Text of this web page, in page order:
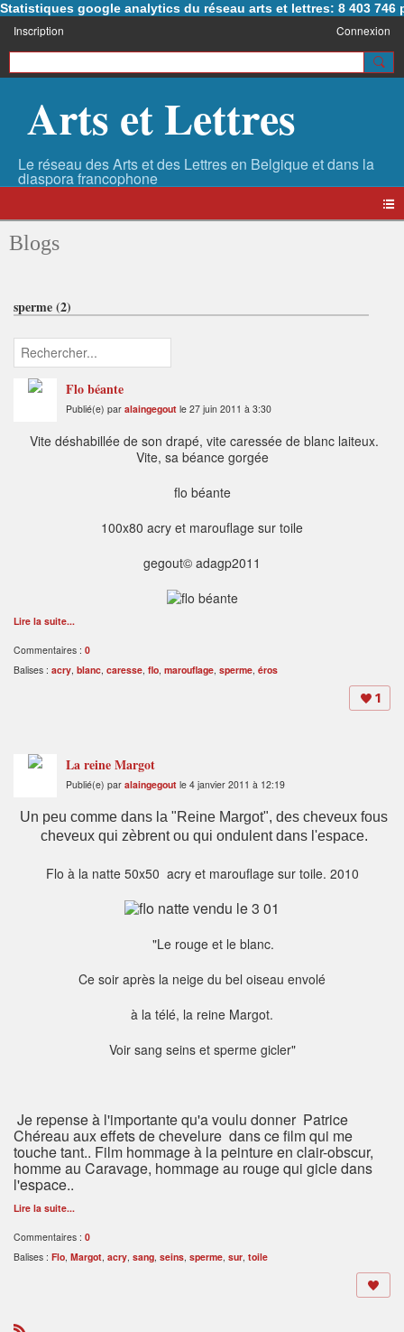
Statistiques google analytics du réseau arts et lettres: 8 403 746
Inscription Connexion
Arts et Lettres
Blogs
sperme (2)
Flo béante
Publié(e) par alaingegout le 27 juin 2011 à 3:30
Vite déshabillée de son drapé, vite caressée de blanc laiteux.
Vite, sa béance gorgée
flo béante
100x80 acry et marouflage sur toile
gegout© adagp2011
Lire la suite...
Commentaires : 0
Balises : acry, blanc, caresse, flo, marouflage, sperme, éros
1
La reine Margot
Publié(e) par alaingegout le 4 janvier 2011 à 12:19
Un peu comme dans la "Reine Margot", des cheveux fous
cheveux qui zèbrent ou qui ondulent dans l'espace.
Flo à la natte 50x50 acry et marouflage sur toile. 2010
"Le rouge et le blanc.
Ce soir après la neige du bel oiseau envolé
à la télé, la reine Margot.
Voir sang seins et sperme gicler"
Je repense à l'importante qu'a voulu donner Patrice
Chéreau aux effets de chevelure dans ce film qui me
touche tant.. Film hommage à la peinture en clair-obscur,
homme au Caravage, hommage au rouge qui gicle dans
l'espace..
Lire la suite...
Commentaires : 0
Balises : Flo, Margot, acry, sang, seins, sperme, sur, toile